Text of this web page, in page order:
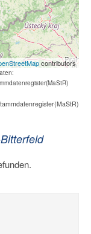
contributors